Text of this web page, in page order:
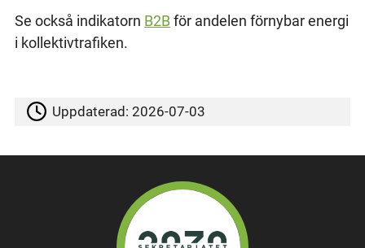
Se också indikatorn B2Bför andelen förnybar energi
i kollektivtrafiken.
Uppdaterad:2026-07-03